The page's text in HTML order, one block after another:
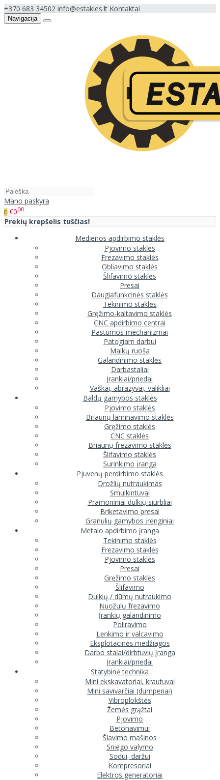
+370 683 34502 info@estakles.lt Kontaktai
Navigacija
Mano paskyra
0 €000
Prekių krepšelis tuščias!
Medienos apdirbimo staklės
Pjovimo staklės
Frezavimo staklės
Obliavimo staklės
Šlifavimo staklės
Presai
Daugiafunkcinės staklės
Tekinimo staklės
Gręžimo-kaltavimo staklės
CNC apdirbimo centrai
Pastūmos mechanizmai
Patogiam darbui
Malkų ruoša
Galandinimo staklės
Darbastaliai
Įrankiai/priedai
Vaškai, abrazyvai, valikliai
Baldų gamybos staklės
Pjovimo staklės
Briaunų laminavimo staklės
Gręžimo staklės
CNC staklės
Briaunų frezavimo staklės
Šlifavimo staklės
Surinkimo įranga
Pjuvenų perdirbimo staklės
Drožlių nutraukimas
Smulkintuvai
Pramoniniai dulkių siurbliai
Briketavimo presai
Granulių gamybos įrenginiai
Metalo apdirbimo įranga
Tekinimo staklės
Frezavimo staklės
Pjovimo staklės
Presai
Gręžimo staklės
Šlifavimo
Dulkių / dūmų nutraukimo
Nuožulų frezavimo
Įrankių galandinimo
Poliravimo
Lenkimo ir valcavimo
Eksplotacinės medžiagos
Darbo stalai/dirbtuvių įranga
Įrankiai/priedai
Statybinė technika
Mini ekskavatoriai, krautuvai
Mini savivarčiai (dumperiai)
Vibroplokštės
Žemės grąžtai
Pjovimo
Betonavimui
Šlavimo mašinos
Sniego valymo
Sodui, daržui
Kompresoriai
Elektros generatoriai